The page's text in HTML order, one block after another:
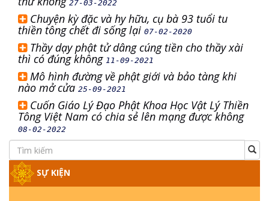
27-03-2022
Chuyện kỳ đặc và hy hữu, cụ bà 93 tuổi tu
thiền tông chết đi sống lại 07-02-2020
Thầy dạy phật tử dâng cúng tiền cho thầy xài
thì có đúng không 11-09-2021
Mô hình đường về phật giới và bảo tàng khi
nào mở cửa 25-09-2021
Cuốn Giáo Lý Đạo Phật Khoa Học Vật Lý Thiền
Tông Việt Nam có chia sẻ lên mạng được không
08-02-2022
SỰ KIỆN